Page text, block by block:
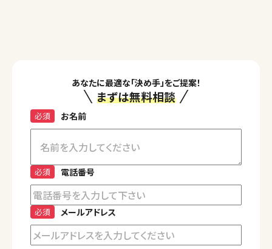
あなたに最適な「決め手」をご提案！
まずは無料相談
お名前
必須
電話番号
必須
メールアドレス
必須